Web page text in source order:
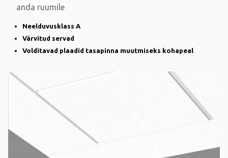
anda ruumile
Neelduvusklass A
Värvitud servad
Volditavad plaadid tasapinna muutmiseks kohapeal